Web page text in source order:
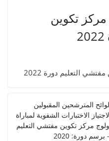
تكوين
التعليم دورة 2022
لوائح المترشحين المقبولين
لاجتياز الاختبارات الشفوية لمباراة
ولوج مركز تكوين مفتشي التعليم
- برسم دورة: 2020